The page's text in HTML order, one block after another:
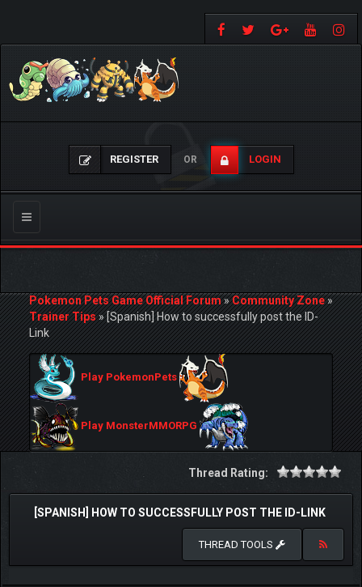
REGISTER OR LOGIN
Toggle
navigation
Pokemon Pets Game Official Forum»Community Zone»
Trainer Tips»[Spanish] How to successfully post the ID-
Link
Play PokemonPets
Play MonsterMMORPG
Thread Rating:
[SPANISH] HOW TO SUCCESSFULLY POST THE ID-LINK
THREAD TOOLS